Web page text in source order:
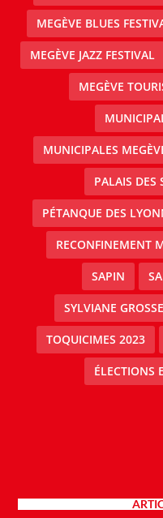
MEGÈVE BLUES
MEGÈVE JAZZ FESTIVAL
MEGÈVE
MUNICIPALES
PALAIS DES
PÉTANQUE DES
RECONFINEMENT
SAPIN
SYLVIANE
TOQUICIMES 2023
ÉLECTIONS